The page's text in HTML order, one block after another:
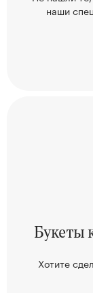
наши
Букеты
Хотите